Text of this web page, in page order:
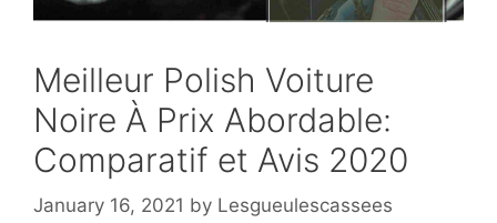
Meilleur Polish Voiture
Noire À Prix Abordable:
Comparatif et Avis 2020
January 16, 2021 by Lesgueulescassees